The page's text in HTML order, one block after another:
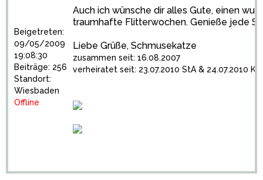
Beigetreten:
09/05/2009
19:08:30
Beiträge: 256
Standort:
Wiesbaden
Offline
Auch ich wünsche dir alles Gute, einen
traumhafte Flitterwochen. Genieße jede
Liebe Grüße, Schmusekatze
zusammen seit: 16.08.2007
verheiratet seit: 23.07.2010 StA & 24.07.2010